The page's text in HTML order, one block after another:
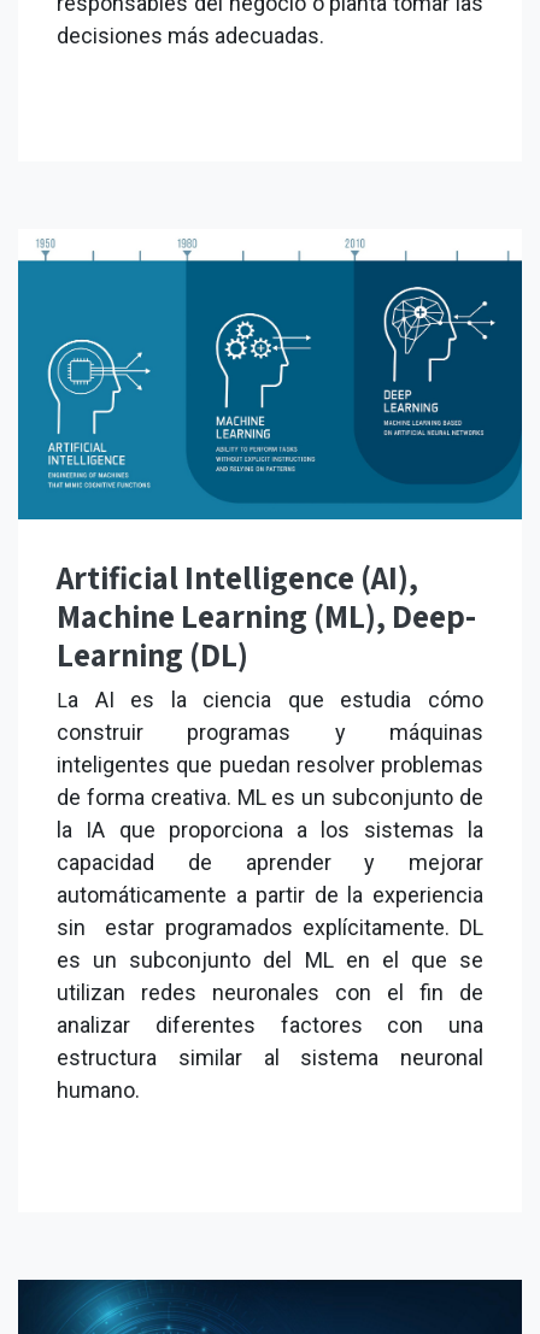
decisiones más adecuadas.
Artificial Intelligence (AI),
Machine Learning (ML), Deep-
Learning (DL)
La AI es la ciencia que estudia cómo
construir programas y máquinas
inteligentes que puedan resolver problemas
de forma creativa. ML es un subconjunto de
la IA que proporciona a los sistemas la
capacidad de aprender y mejorar
automáticamente a partir de la experiencia
sin estar programados explícitamente. DL
es un subconjunto del ML en el que se
utilizan redes neuronales con el fin de
analizar diferentes factores con una
estructura similar al sistema neuronal
humano.